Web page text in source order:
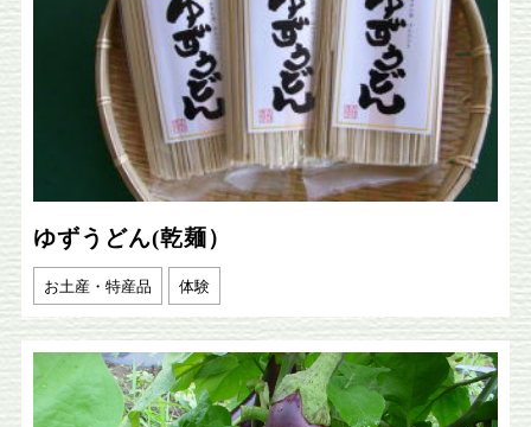
ゆずうどん(乾麺）
お土産・特産品 体験